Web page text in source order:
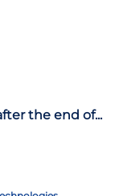
the end of...